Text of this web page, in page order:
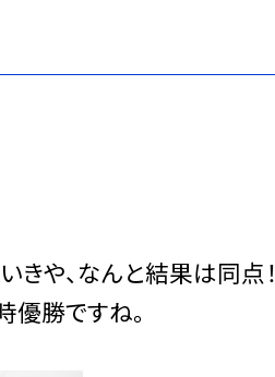
や、なんと結果は同点！
勝ですね。